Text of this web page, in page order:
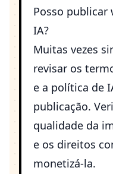
Posso publicar
IA?
Muitas vezes
revisar os
e a política de
publicação.
qualidade da
e os direitos
monetizá-la.